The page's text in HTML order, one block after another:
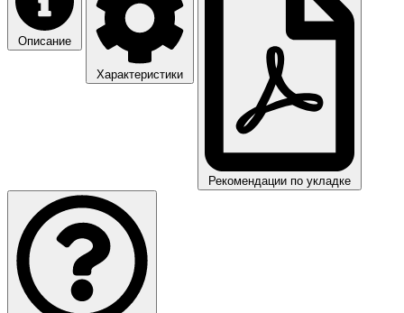
Описание
Характеристики
Рекомендации по укладке